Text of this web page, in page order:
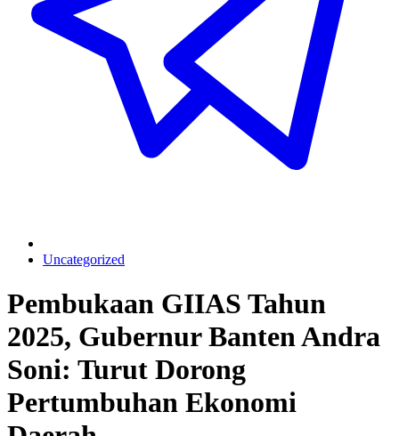
Uncategorized
Pembukaan GIIAS Tahun
2025, Gubernur Banten Andra
Soni: Turut Dorong
Pertumbuhan Ekonomi